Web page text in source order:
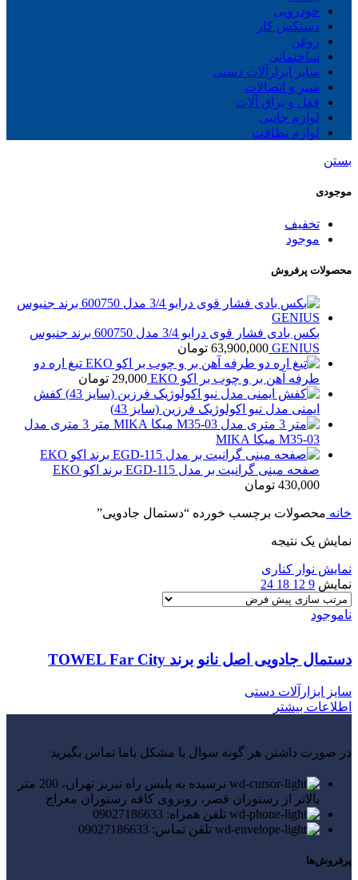
خودرویی
دستکش کار
روغن
ساختمانی
سایز ابزارآلات دستی
شیر و اتصالات
قفل و یراق آلات
لوازم جانبی
لوازم نظافت
بستن
موجودی
تخفیف
موجود
محصولات پرفروش
بکس بادی فشار قوی درایو 3/4 مدل 600750 برند جنیوس
GENIUS
63,900,000 تومان
تیغ اره دو
طرفه آهن بر و چوب بر اکو EKO
29,000 تومان
کفش
ایمنی مدل نیو اکولوژیک فرزین (سایز 43)
متر 3 متری مدل
M35-03 میکا MIKA
صفحه مینی گرانیت بر مدل EGD-115 برند اکو EKO
430,000 تومان
خانه محصولات برچسب خورده “دستمال جادویی”
نمایش یک نتیجه
نمایش نوار کناری
نمایش 9
12
18
24
ناموجود
دستمال جادویی اصل نانو برند TOWEL Far City
سایز ابزارآلات دستی
اطلاعات بیشتر
در صورت داشتن هر گونه سوال یا مشکل باما تماس بگیرید
نرسیده به پلیس راه تبریز تهران، 200 متر
بالاتر از رستوران قصر، روبروی کافه رستوران معراج
تلفن همراه: 09027186633
تلفن تماس: 09027186633
پرفروش‌ها